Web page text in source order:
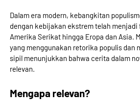
Dalam era modern, kebangkitan
dengan kebijakan ekstrem telah menjadi
Amerika Serikat hingga Eropa dan Asia.
yang menggunakan retorika populis dan
sipil menunjukkan bahwa cerita dalam
relevan.
Mengapa relevan?